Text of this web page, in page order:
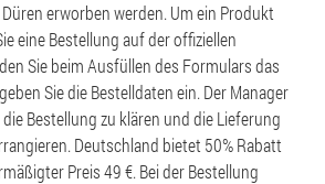
erworben werden. Um ein Produkt
eine Bestellung auf der offiziellen
Sie beim Ausfüllen des Formulars das
Sie die Bestelldaten ein. Der Manager
Bestellung zu klären und die Lieferung
Deutschland bietet 50% Rabatt
Preis 49 €. Bei der Bestellung